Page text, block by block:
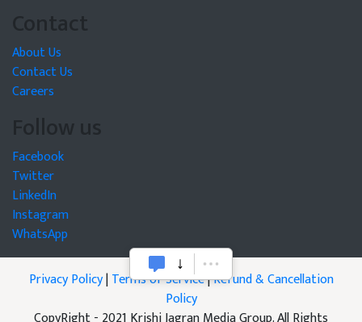
Contact
About Us
Contact Us
Careers
Follow us
Facebook
Twitter
LinkedIn
Instagram
WhatsApp
Privacy Policy|Terms of Service|Refund & Cancellation
Policy